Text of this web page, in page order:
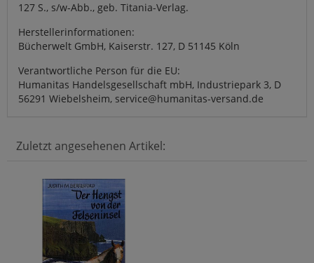
127 S., s/w-Abb., geb. Titania-Verlag.
Herstellerinformationen:
Bücherwelt GmbH, Kaiserstr. 127, D 51145 Köln
Verantwortliche Person für die EU:
Humanitas Handelsgesellschaft mbH, Industriepark 3, D
56291 Wiebelsheim, service@humanitas-versand.de
Zuletzt angesehenen Artikel: